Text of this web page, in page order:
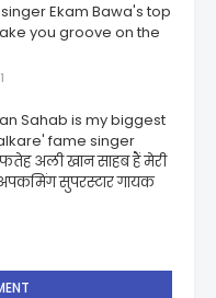
Ekam Bawa's top
you groove on the
Sahab is my biggest
fame singer
अली खान साहब हैं मेरी
सुपरस्टार गायक